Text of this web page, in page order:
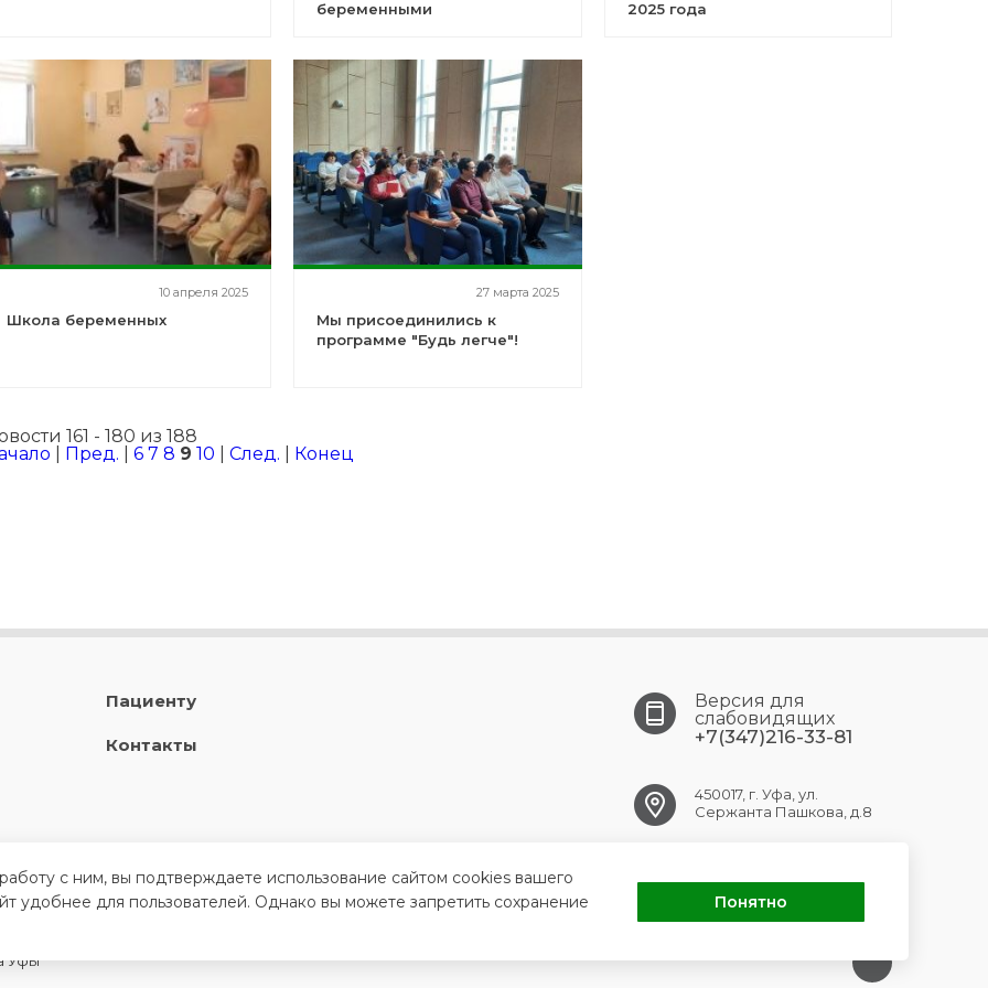
беременными 2025 года
10 апреля 2025
Школа беременных
27 марта 2025
Мы присоединились к
программе "Будь легче"!
161 - 180 из 188
Пред. 6 7 8 9 10 След. Конец
Пациенту
Контакты
Версия для
слабовидящих
+7(347)216-33-81
450017, г. Уфа, ул.
Сержанта Пашкова, д.8
Уфы
с ним, вы подтверждаете использование сайтом cookies вашего
удобнее для пользователей. Однако вы можете запретить сохранение
Понятно